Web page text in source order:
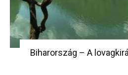
Biharország – A